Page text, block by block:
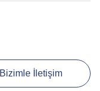
Bizimle İletişim